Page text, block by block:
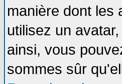
manière dont les
utilisez un
ainsi, vous
sommes sûr